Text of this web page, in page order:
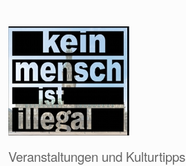
Veranstaltungen und Kulturtipps